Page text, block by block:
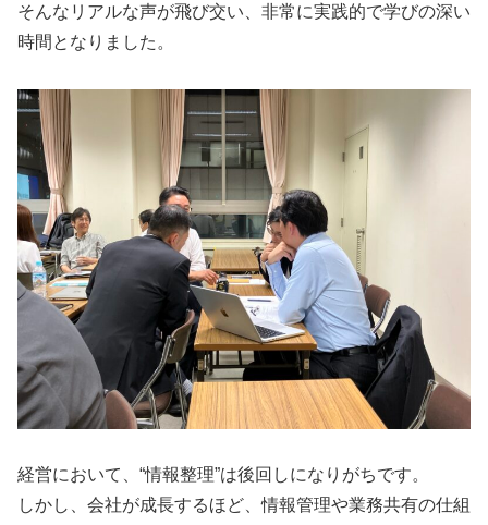
そんなリアルな声が飛び交い、非常に実践的で学びの深い
時間となりました。
経営において、“情報整理”は後回しになりがちです。
しかし、会社が成長するほど、情報管理や業務共有の仕組